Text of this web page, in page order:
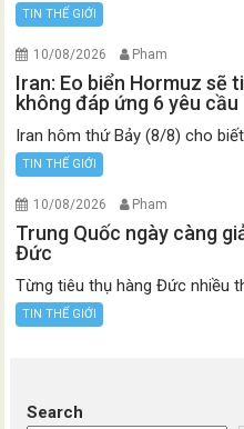
TIN THẾ GIỚI
10/08/2026 Pham
Iran: Eo biển Hormuz sẽ
không đáp ứng 6 yêu cầu
Iran hôm thứ Bảy (8/8) cho
TIN THẾ GIỚI
10/08/2026 Pham
Trung Quốc ngày càng
Đức
Từng tiêu thụ hàng Đức nhiều
TIN THẾ GIỚI
Search